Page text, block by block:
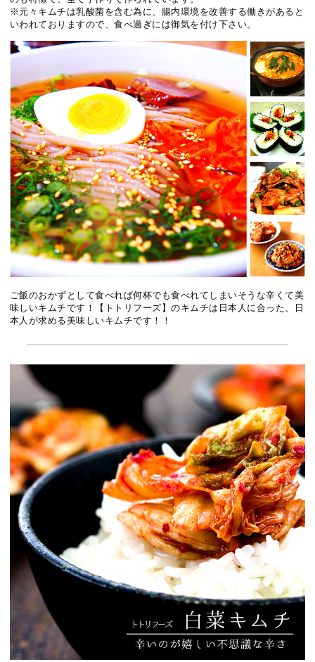
※元々キムチは乳酸菌を含む為に、腸内環境を改善する働きがあると
いわれておりますので、食べ過ぎには御気を付け下さい。
ご飯のおかずとして食べれば何杯でも食べれてしまいそうな辛くて美
味しいキムチです！【トトリフーズ】のキムチは日本人に合った、日
本人が求める美味しいキムチです！！